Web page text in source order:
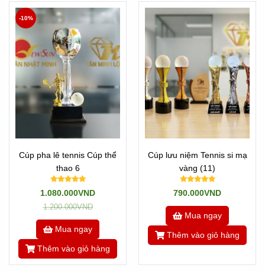
Cúp pha lê tennis Cúp thể
thao 6
1.080.000VND
1.200.000VND
-10%
Mua ngay
Thêm vào giỏ hàng
Cúp lưu niệm Tennis si mạ
vàng (11)
790.000VND
Mua ngay
Thêm vào giỏ hàng